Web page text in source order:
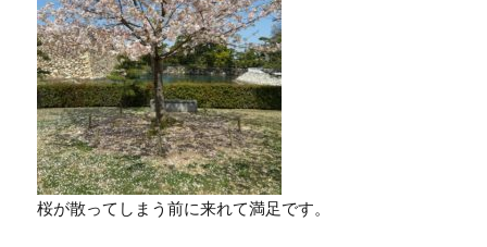
桜が散ってしまう前に来れて満足です。